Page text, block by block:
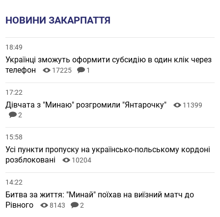
НОВИНИ ЗАКАРПАТТЯ
18:49
Українці зможуть оформити субсидію в один клік через
телефон
17225 1
17:22
Дівчата з "Минаю" розгромили "Янтарочку"
11399
2
15:58
Усі пункти пропуску на українсько-польському кордоні
розблоковані
10204
14:22
Битва за життя: "Минай" поїхав на виїзний матч до
Рівного
8143 2